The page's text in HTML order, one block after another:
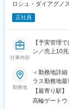
製薬業界・医
は建築業界（
繊維業界（衣
（サプリメ
しい業界か
す。
▽具体的には
・研修の企
行います。
～3回の打ち
・研修の実
面または
・顧客への
に向けた打ち
ロシュ・ダイアグノ
正社員
仕事内容
【予実管理
ン／売上10
★経営層の意
★日系メー
チャレンジ可
★グローバル
勤務地
＜勤務地詳
ラス勤務地
変更の範囲
【最寄り駅】
高輪ゲート